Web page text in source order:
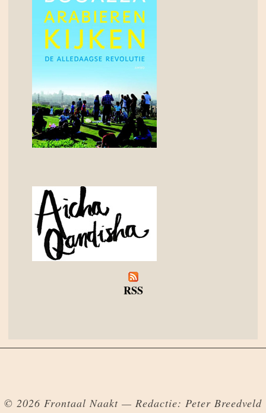
RSS
© 2026 Frontaal Naakt — Redactie: Peter Breedveld